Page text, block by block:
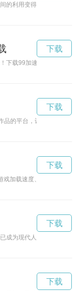
的利用变得越发重要。一
下载99加速器，让网络速
下载
品的平台，让用户能够在这
下载
戏加载速度、降低延迟，进
下载
成为现代人日常生活不可
下载
下载